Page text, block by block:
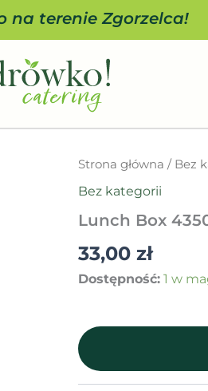
na terenie Zgorzelca!
Strona główna / Bez
Bez kategorii
Lunch Box
33,00zł
Dostępność: 1 w
ilość
Box